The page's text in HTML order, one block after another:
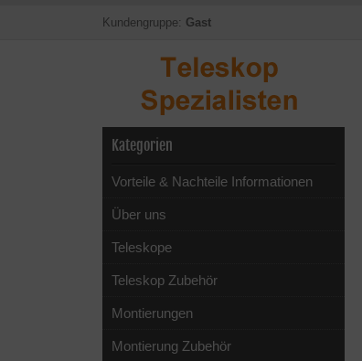
Kundengruppe: Gast
Kategorien
Vorteile & Nachteile Informationen
Über uns
Teleskope
Teleskop Zubehör
Montierungen
Montierung Zubehör